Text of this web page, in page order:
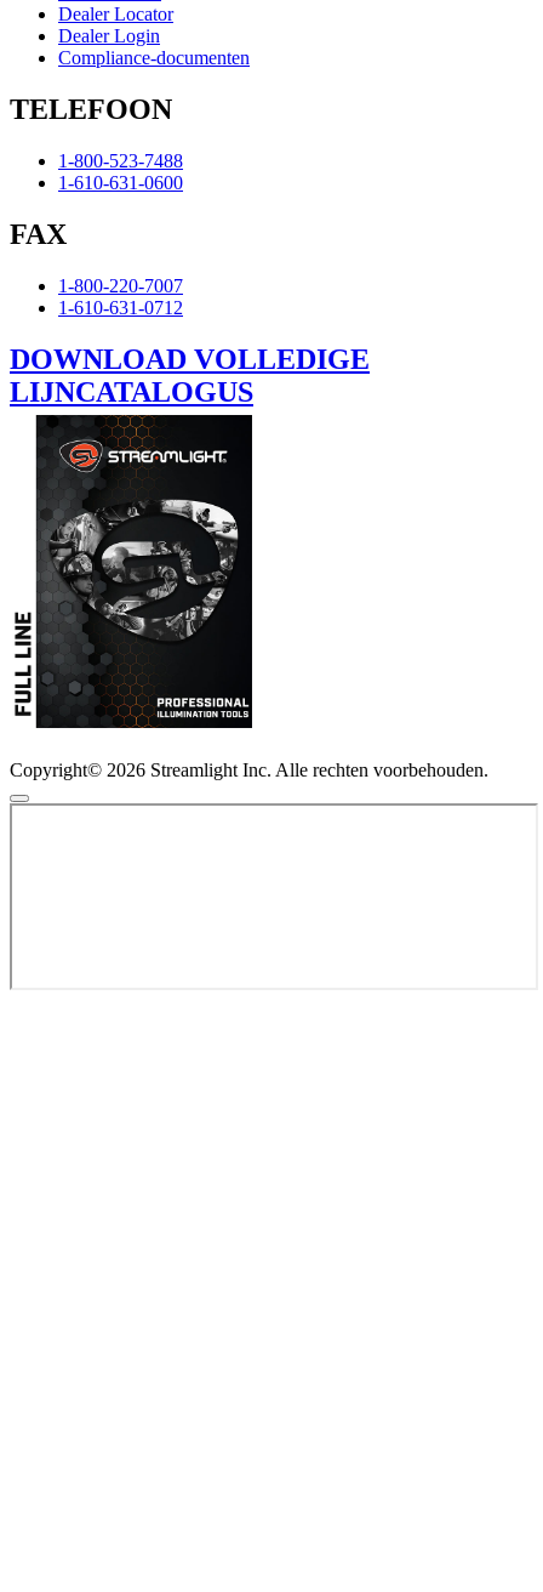
Dealer Locator
Dealer Login
Compliance-documenten
TELEFOON
1-800-523-7488
1-610-631-0600
FAX
1-800-220-7007
1-610-631-0712
DOWNLOAD VOLLEDIGE
LIJNCATALOGUS
Copyright© 2026 Streamlight Inc. Alle rechten voorbehouden.